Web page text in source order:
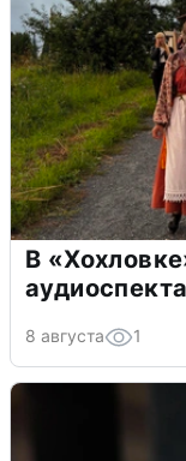
В
8 августа 1